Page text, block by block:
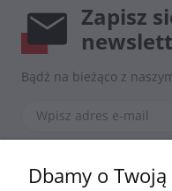
Zapisz
Bądź na bieżąco z
*Zapisując się zgadzasz się z
Dbamy o